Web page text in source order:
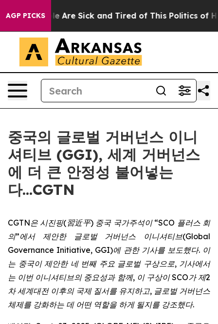
AGP PICKS
“People Are Sick and Tired of This Politics of
중국의 글로벌 거버넌스 이니
셔티브 (GGI), 세계 거버넌스
에 더 큰 안정성 불어넣는
다...CGTN
CGTN은 시진핑(習近平) 중국 국가주석이“SCO 플러스 회
의”에서 제안한 글로벌 거버넌스 이니셔티브(Global
Governance Initiative, GGI)에 관한 기사를 보도했다. 이
는 중국이 제안한 네 번째 주요 글로벌 구상으로, 기사에서
는 이번 이니셔티브의 중요성과 함께, 이 구상이SCO가 제2
차 세계대전 이후의 국제 질서를 유지하고, 글로벌 거버넌스
체제를 강화하는 데 어떤 역할을 하게 될지를 강조했다.